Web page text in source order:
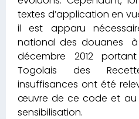
textes d’application en
il est apparu
national des douanes à
décembre 2012
Togolais des
insuffisances ont été
œuvre de ce code et au
sensibilisation.